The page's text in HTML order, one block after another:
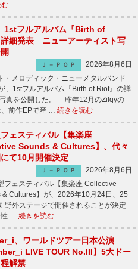
1stフルアルバム『Birth of
細発表 ニューアーティスト写
Ｊ－ＰＯＰ
2026年8月6日
メロディック・ニューメタルバンド
、1stフルアルバム『Birth of Riot』の詳
真を公開した。 昨年12月のZilqyの
、前作EPで産 … 続きを読む
ェスティバル【集楽座
Sounds & Cultures】、代々
て10月開催決定
Ｊ－ＰＯＰ
2026年8月6日
フェスティバル【集楽座 Collective
& Cultures】が、2026年10月24日、25
野外ステージで開催されることが決定
性 … 続きを読む
、ワールドツアー日本公演
LIVE TOUR No.III】5大ドー
解禁